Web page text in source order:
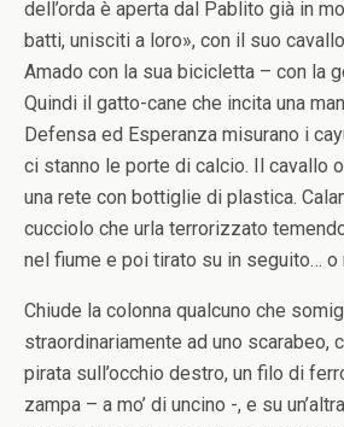
dell’orda è aperta dal Pablito già in
batti, unisciti a loro», con il suo
Amado con la sua bicicletta – con la
Quindi il gatto-cane che incita una
Defensa ed Esperanza misurano i
ci stanno le porte di calcio. Il cavallo
una rete con bottiglie di plastica.
cucciolo che urla terrorizzato
nel fiume e poi tirato su in seguito… o
Chiude la colonna qualcuno che
straordinariamente ad uno scarabeo,
pirata sull’occhio destro, un filo di
zampa – a mo’ di uncino -, e su